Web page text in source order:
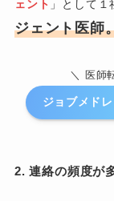
ェント 」として１
ジェント医師
＼ 医師
ジョブメド
2. 連絡の頻度が